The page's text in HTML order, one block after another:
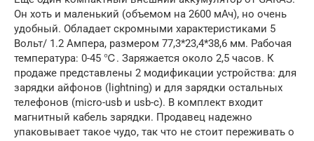
Он хоть и маленький (объемом на 2600 мАч), но очень
удобный. Обладает скромными характеристиками 5
Вольт/ 1.2 Ампера, размером 77,3*23,4*38,6 мм. Рабочая
температура: 0-45 ℃. Заряжается около 2,5 часов. К
продаже представлены 2 модификации устройства: для
зарядки айфонов (lightning) и для зарядки остальных
телефонов (micro-usb и usb-c). В комплект входит
магнитный кабель зарядки. Продавец надежно
упаковывает такое чудо, так что не стоит переживать о